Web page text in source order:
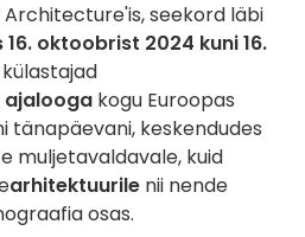
Architecture'is, seekord läbi
16. oktoobrist 2024 kuni 16.
ajalooga kogu Euroopas
tänapäevani, keskendudes
muljetavaldavale, kuid
arhitektuurile nii nende
osas.